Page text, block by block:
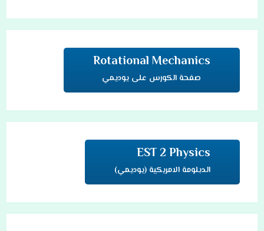
Rotational Mechanics
صفحة الكورس على يوديمي
EST 2 Physics
الدبلومة الامريكية (يوديمي)